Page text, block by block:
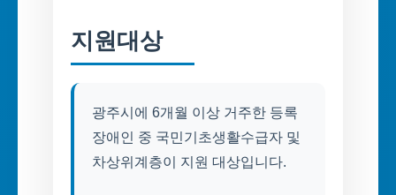
지원대상
광주시에 6개월 이상 거주한 등록
장애인 중 국민기초생활수급자 및
차상위계층이 지원 대상입니다.